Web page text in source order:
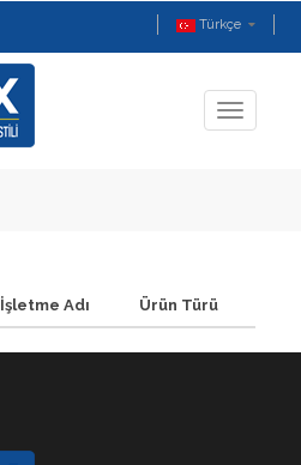
Türkçe
Toggle
İşletme Adı Ürün Türü